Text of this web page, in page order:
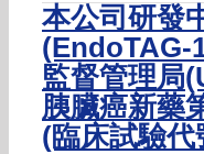
本公司研發
(EndoTAG-
監督管理局
胰臟癌新藥
(臨床試驗代